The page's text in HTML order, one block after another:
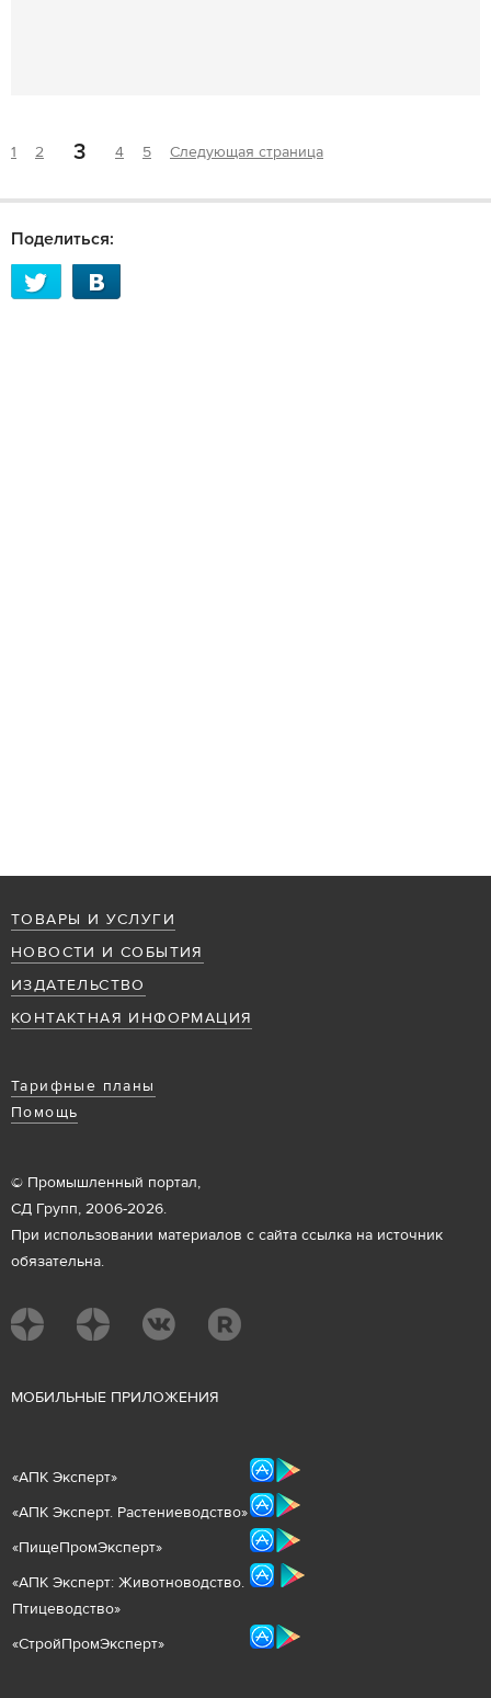
1 2 3 4 5 Следующая страница
Поделиться:
ТОВАРЫ И УСЛУГИ
НОВОСТИ И СОБЫТИЯ
ИЗДАТЕЛЬСТВО
КОНТАКТНАЯ ИНФОРМАЦИЯ
Тарифные планы
Помощь
© Промышленный портал,
СД Групп, 2006-2026.
При использовании материалов с сайта ссылка на источник
обязательна.
МОБИЛЬНЫЕ ПРИЛОЖЕНИЯ
«АПК Эксперт»
«АПК Эксперт. Растениеводство»
«ПищеПромЭксперт»
«АПК Эксперт: Животноводство.
Птицеводство»
«СтройПромЭксперт»